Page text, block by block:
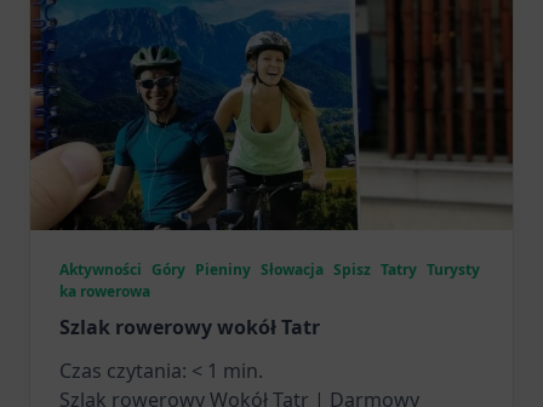
Aktywności Góry Pieniny Słowacja Spisz Tatry Turysty
ka rowerowa
Szlak rowerowy wokół Tatr
Czas czytania: < 1 min.
Szlak rowerowy Wokół Tatr | Darmowy